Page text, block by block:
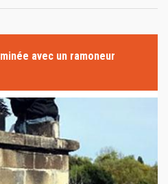
avec un ramoneur